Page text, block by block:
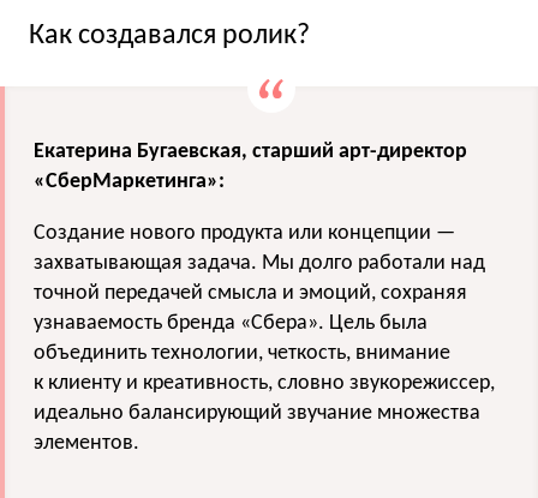
Как создавался ролик?
Екатерина Бугаевская, старший арт-директор
«СберМаркетинга»:
Создание нового продукта или концепции —
захватывающая задача. Мы долго работали над
точной передачей смысла и эмоций, сохраняя
узнаваемость бренда «Сбера». Цель была
объединить технологии, четкость, внимание
к клиенту и креативность, словно звукорежиссер,
идеально балансирующий звучание множества
элементов.